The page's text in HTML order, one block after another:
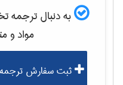
به دنبال ترجمه
مواد و
ثبت سفارش